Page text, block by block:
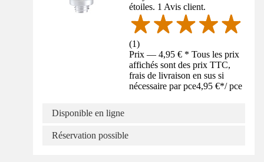
étoiles. 1 Avis client.
(1)
Prix — 4,95 € * Tous les prix
affichés sont des prix TTC,
frais de livraison en sus si
nécessaire par pce4,95 €*/ pce
Disponible en ligne
Réservation possible